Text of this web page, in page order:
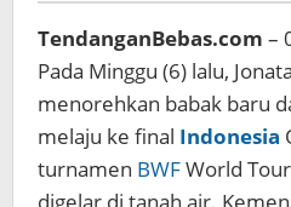
Final
TendanganBebas.com –
Pada Minggu (6) lalu,
menorehkan babak baru
melaju ke final Indonesia
turnamen BWFWorld